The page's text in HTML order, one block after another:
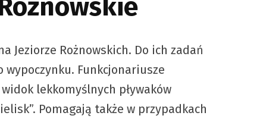
Jeziorze Rożnowskich. Do ich zadań
Funkcjonariusze
lekkomyślnych pływaków
Pomagają także w przypadkach